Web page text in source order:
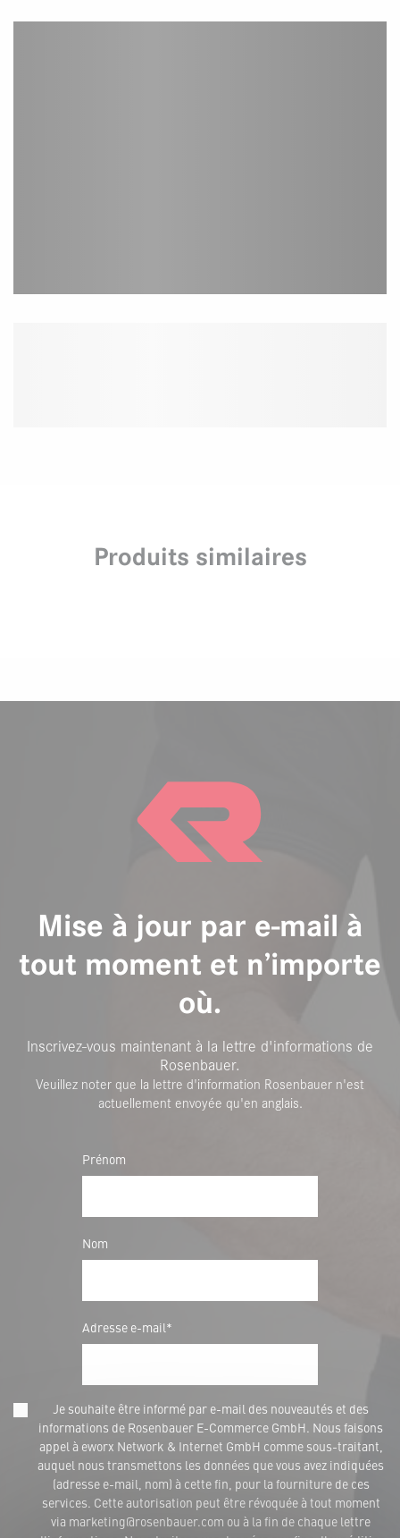
Produits similaires
Mise à jour par e-mail à
tout moment et n’importe
où.
Inscrivez-vous maintenant à la lettre d'informations de
Rosenbauer.
Veuillez noter que la lettre d'information Rosenbauer n'est
actuellement envoyée qu'en anglais.
Prénom
Nom
Adresse e-mail*
Je souhaite être informé par e-mail des nouveautés et des
informations de Rosenbauer E-Commerce GmbH. Nous faisons
appel à eworx Network & Internet GmbH comme sous-traitant,
auquel nous transmettons les données que vous avez indiquées
(adresse e-mail, nom) à cette fin, pour la fourniture de ces
services. Cette autorisation peut être révoquée à tout moment
via marketing@rosenbauer.com ou à la fin de chaque lettre